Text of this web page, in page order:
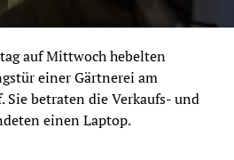
auf Mittwoch hebelten
einer Gärtnerei am
Sie betraten die Verkaufs- und
einen Laptop.